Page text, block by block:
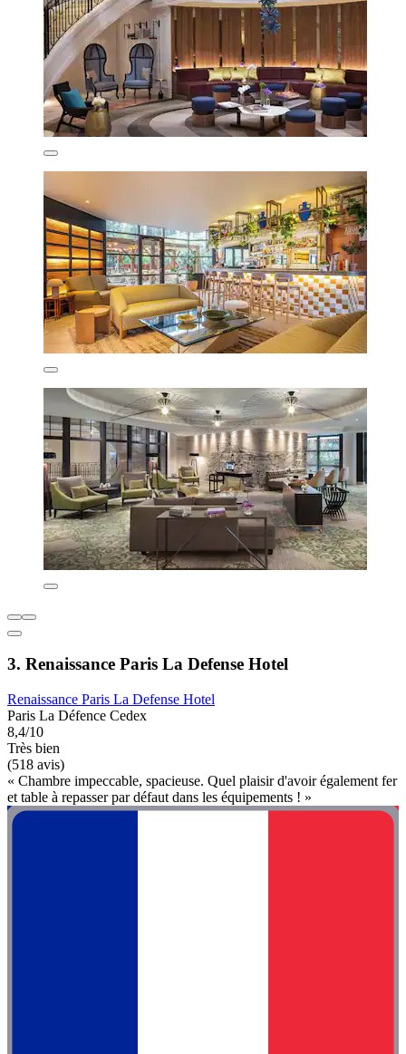
3. Renaissance Paris La Defense Hotel
Renaissance Paris La Defense Hotel
Paris La Défence Cedex
8,4/10
Très bien
(518 avis)
« Chambre impeccable, spacieuse. Quel plaisir d'avoir également fer
et table à repasser par défaut dans les équipements ! »